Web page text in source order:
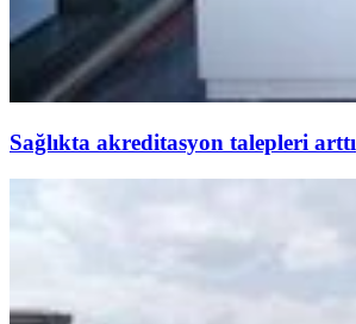
Sağlıkta akreditasyon talepleri arttı